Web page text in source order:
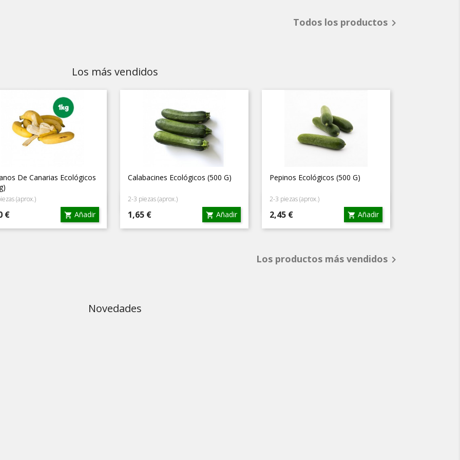
Todos los productos 
Los más vendidos
De Canarias Ecológicos
(aprox.)
€  Añadir
Vista rápida
Calabacines Ecológicos (500 G)
2-3 piezas (aprox.)
Precio
1,65 €  Añadir
Vista rápida
Pepinos Ecológicos (500 G)
2-3 piezas (aprox.)
Precio
2,45 €  Añadir
Vista rápida
Los productos más vendidos 
Novedades